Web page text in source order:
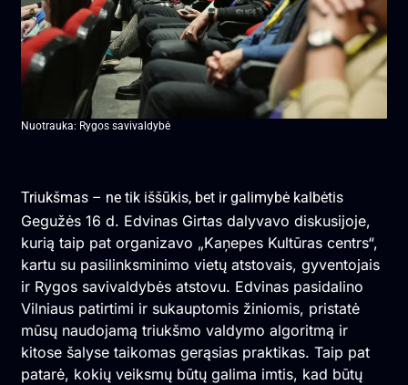
Nuotrauka: Rygos savivaldybė
Triukšmas – ne tik iššūkis, bet ir galimybė kalbėtis
Gegužės 16 d. Edvinas Girtas dalyvavo diskusijoje,
kurią taip pat organizavo „Kaņepes Kultūras centrs“,
kartu su pasilinksminimo vietų atstovais, gyventojais
ir Rygos savivaldybės atstovu. Edvinas pasidalino
Vilniaus patirtimi ir sukauptomis žiniomis, pristatė
mūsų naudojamą triukšmo valdymo algoritmą ir
kitose šalyse taikomas gerąsias praktikas. Taip pat
patarė, kokių veiksmų būtų galima imtis, kad būtų